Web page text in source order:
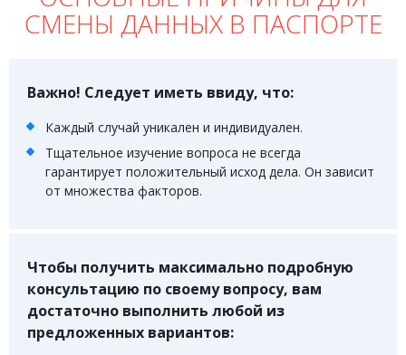
СМЕНЫ ДАННЫХ В ПАСПОРТЕ
Важно! Следует иметь ввиду, что:
Каждый случай уникален и индивидуален.
Тщательное изучение вопроса не всегда
гарантирует положительный исход дела. Он зависит
от множества факторов.
Чтобы получить максимально подробную
консультацию по своему вопросу, вам
достаточно выполнить любой из
предложенных вариантов:
Уголовное право
ДОКУМЕНТЫ
ВИДЕО
ЮРИДИЧЕСКИЙ ФОРУМ
+7 (800) 511-86-74
Для всех регионов РФ